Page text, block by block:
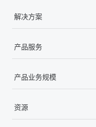
解决方案
产品服务
产品业务规模
资源